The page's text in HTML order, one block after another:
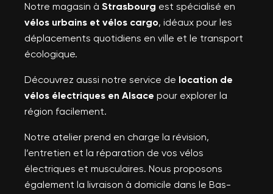
Notre magasin à Strasbourg est spécialisé en
vélos urbains et vélos cargo, idéaux pour les
déplacements quotidiens en ville et le transport
écologique.
Découvrez aussi notre service de location de
vélos électriques en Alsace pour explorer la
région facilement.
Notre atelier prend en charge la révision,
l’entretien et la réparation de vos vélos
électriques et musculaires. Nous proposons
également la livraison à domicile dans le Bas-